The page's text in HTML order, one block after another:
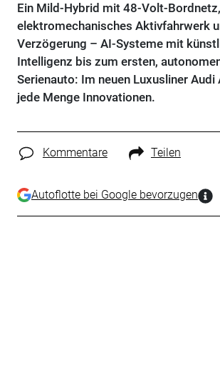
Ein Mild-Hybrid mit 48-Volt-
elektromechanisches Aktivfahrwerk
Verzögerung – AI-Systeme mit
Intelligenz bis zum ersten,
Serienauto: Im neuen Luxusliner Audi
jede Menge Innovationen.
Kommentare Teilen
Autoflotte bei Google bevorzugen